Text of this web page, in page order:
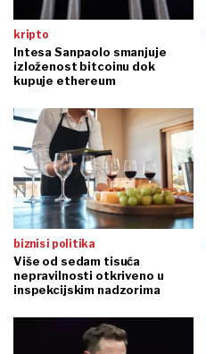
kripto
Intesa Sanpaolo smanjuje
izloženost bitcoinu dok
kupuje ethereum
biznis i politika
Više od sedam tisuća
nepravilnosti otkriveno u
inspekcijskim nadzorima